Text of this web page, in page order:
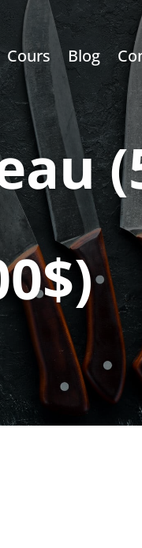
Cours Blog